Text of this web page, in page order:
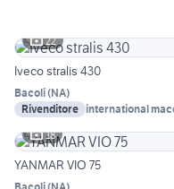
22
Iveco stralis 430
Bacoli(NA)
Rivenditore international
18
YANMAR VIO 75